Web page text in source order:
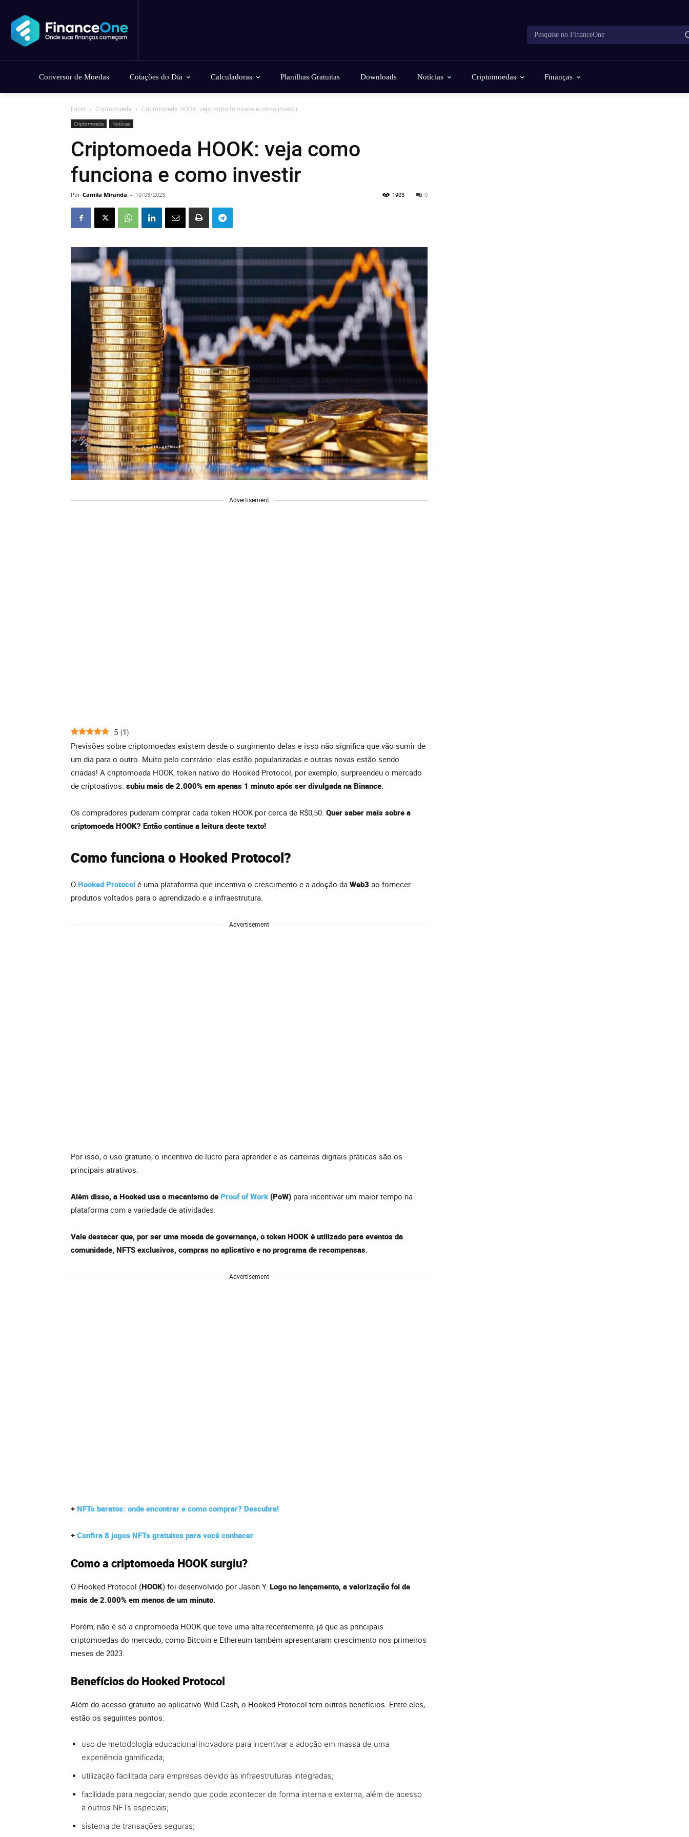
Pesquise no FinanceOne
Conversor de Moedas Cotações do Dia Calculadoras Planilhas Gratuitas Downloads Notícias Criptomoedas Finanças
Início Criptomoeda Criptomoeda HOOK: veja como funciona e como investir
Criptomoeda Notícias
Criptomoeda HOOK: veja como
funciona e como investir
Por Camila Miranda - 10/03/2023 0
1903
Advertisement
5 (1)
Previsões sobre criptomoedas existem desde o surgimento delas e isso não significa que vão sumir de
um dia para o outro. Muito pelo contrário: elas estão popularizadas e outras novas estão sendo
criadas! A criptomoeda HOOK, token nativo do Hooked Protocol, por exemplo, surpreendeu o mercado
de criptoativos: subiu mais de 2.000% em apenas 1 minuto após ser divulgada na Binance.
Os compradores puderam comprar cada token HOOK por cerca de R$0,50. Quer saber mais sobre a
criptomoeda HOOK? Então continue a leitura deste texto!
Como funciona o Hooked Protocol?
O Hooked Protocol é uma plataforma que incentiva o crescimento e a adoção da Web3 ao fornecer
produtos voltados para o aprendizado e a infraestrutura.
Advertisement
Por isso, o uso gratuito, o incentivo de lucro para aprender e as carteiras digitais práticas são os
principais atrativos.
Além disso, a Hooked usa o mecanismo de Proof of Work(PoW) para incentivar um maior tempo na
plataforma com a variedade de atividades.
Vale destacar que, por ser uma moeda de governança, o token HOOK é utilizado para eventos da
comunidade, NFTS exclusivos, compras no aplicativo e no programa de recompensas.
Advertisement
+ NFTs baratos: onde encontrar e como comprar? Descubra!
+ Confira 8 jogos NFTs gratuitos para você conhecer
Como a criptomoeda HOOK surgiu?
O Hooked Protocol (HOOK) foi desenvolvido por Jason Y. Logo no lançamento, a valorização foi de
mais de 2.000% em menos de um minuto.
Porém, não é só a criptomoeda HOOK que teve uma alta recentemente, já que as principais
criptomoedas do mercado, como Bitcoin e Ethereum também apresentaram crescimento nos primeiros
meses de 2023.
Benefícios do Hooked Protocol
Além do acesso gratuito ao aplicativo Wild Cash, o Hooked Protocol tem outros benefícios. Entre eles,
estão os seguintes pontos:
uso de metodologia educacional inovadora para incentivar a adoção em massa de uma
experiência gamificada;
utilização facilitada para empresas devido às infraestruturas integradas;
facilidade para negociar, sendo que pode acontecer de forma interna e externa, além de acesso
a outros NFTs especiais;
sistema de transações seguras;